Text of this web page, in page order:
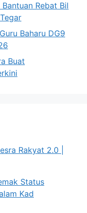
Rebat Bil
Baharu DG9
Buat
Rakyat 2.0 |
Status
Kad